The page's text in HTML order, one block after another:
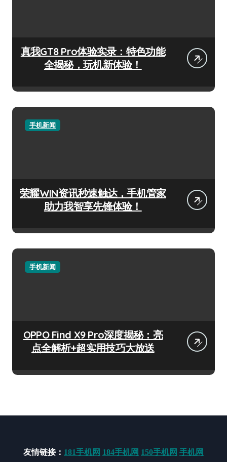
真我GT8 Pro体验实录：特色功能
全揭秘，玩机新体验！
手机新闻
荣耀WIN资讯秒速触达，手机管家
助力我智享先锋体验！
手机新闻
OPPO Find X9 Pro深度揭秘：亮
点全解析+超实用技巧大放送
友情链接： 181手机网 184手机网 150手机网 手机网